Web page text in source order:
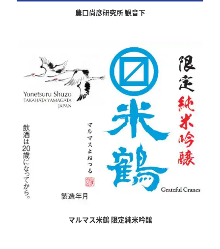
農口尚彦研究所 観音下
マルマス米鶴 限定純米吟醸